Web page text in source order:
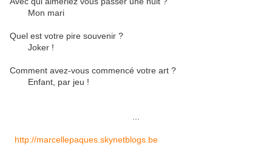
Mon mari
Quel est votre pire souvenir ?
Joker !
Comment avez-vous commencé votre art ?
Enfant, par jeu !
http://marcellepaques.skynetblogs.be